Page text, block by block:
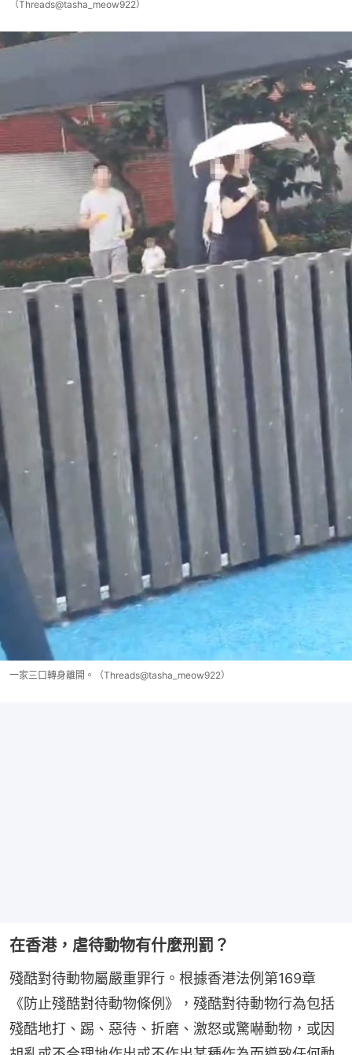
（Threads@tasha_meow922）
一家三口轉身離開。（Threads@tasha_meow922）
在香港，虐待動物有什麼刑罰？
殘酷對待動物屬嚴重罪行。根據香港法例第169章
《防止殘酷對待動物條例》，殘酷對待動物行為包括
殘酷地打、踢、惡待、折磨、激怒或驚嚇動物，或因